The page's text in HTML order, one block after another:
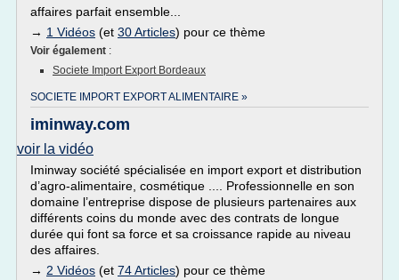
affaires parfait ensemble...
→ 1 Vidéos (et 30 Articles) pour ce thème
Voir également :
Societe Import Export Bordeaux
SOCIETE IMPORT EXPORT ALIMENTAIRE »
iminway.com
voir la vidéo
Iminway société spécialisée en import export et distribution
d’agro-alimentaire, cosmétique .... Professionnelle en son
domaine l’entreprise dispose de plusieurs partenaires aux
différents coins du monde avec des contrats de longue
durée qui font sa force et sa croissance rapide au niveau
des affaires.
→ 2 Vidéos (et 74 Articles) pour ce thème